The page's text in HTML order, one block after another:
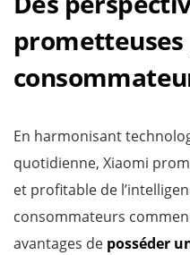
prometteuses
En harmonisant
quotidienne, Xiaomi
et profitable de
consommateurs
avantages de posséder